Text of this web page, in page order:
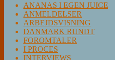
ANANAS I EGEN JUICE
ANMELDELSER
ARBEJDSVISNING
DANMARK RUNDT
FOROMTALER
I PROCES
INTERVIEWS